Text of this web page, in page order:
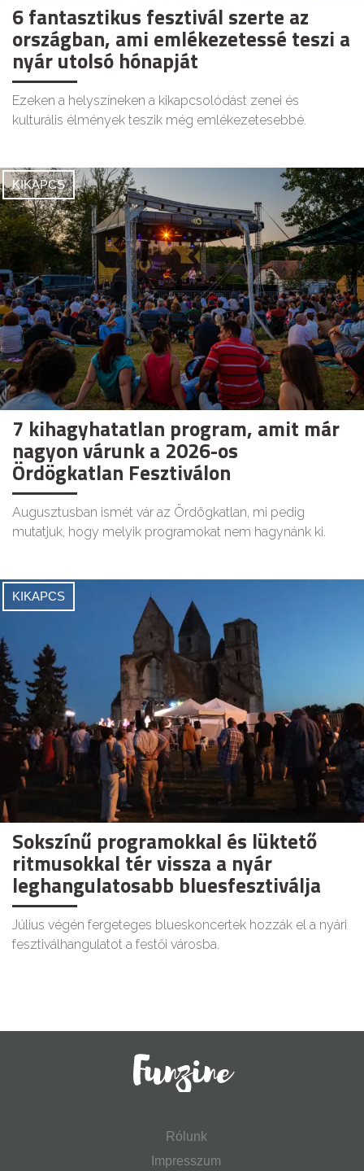
6 fantasztikus fesztivál szerte az
országban, ami emlékezetessé teszi a
nyár utolsó hónapját
Ezeken a helyszíneken a kikapcsolódást zenei és
kulturális élmények teszik még emlékezetesebbé.
KIKAPCS
7 kihagyhatatlan program, amit már
nagyon várunk a 2026-os
Ördögkatlan Fesztiválon
Augusztusban ismét vár az Ördögkatlan, mi pedig
mutatjuk, hogy melyik programokat nem hagynánk ki.
KIKAPCS
Sokszínű programokkal és lüktető
ritmusokkal tér vissza a nyár
leghangulatosabb bluesfesztiválja
Július végén fergeteges blueskoncertek hozzák el a nyári
fesztiválhangulatot a festői városba.
Rólunk
Impresszum